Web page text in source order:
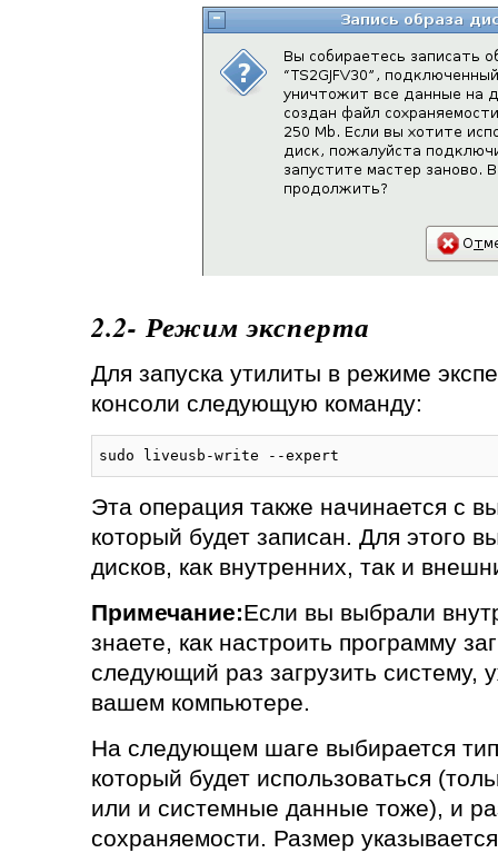
2.2- Режим эксперта
Для запуска утилиты в режиме
консоли следующую команду:
sudo liveusb-write --expert
Эта операция также начинается с
который будет записан. Для этого
дисков, как внутренних, так и
Примечание:Если вы выбрали
знаете, как настроить программу
следующий раз загрузить систему,
вашем компьютере.
На следующем шаге выбирается
который будет использоваться
или и системные данные тоже), и
сохраняемости. Размер